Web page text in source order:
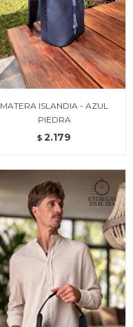
MATERA ISLANDIA - AZUL
PIEDRA
$ 2.179